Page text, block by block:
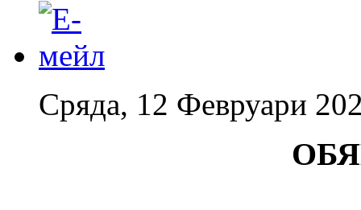
Сряда, 12 Февруари
ОБЯ